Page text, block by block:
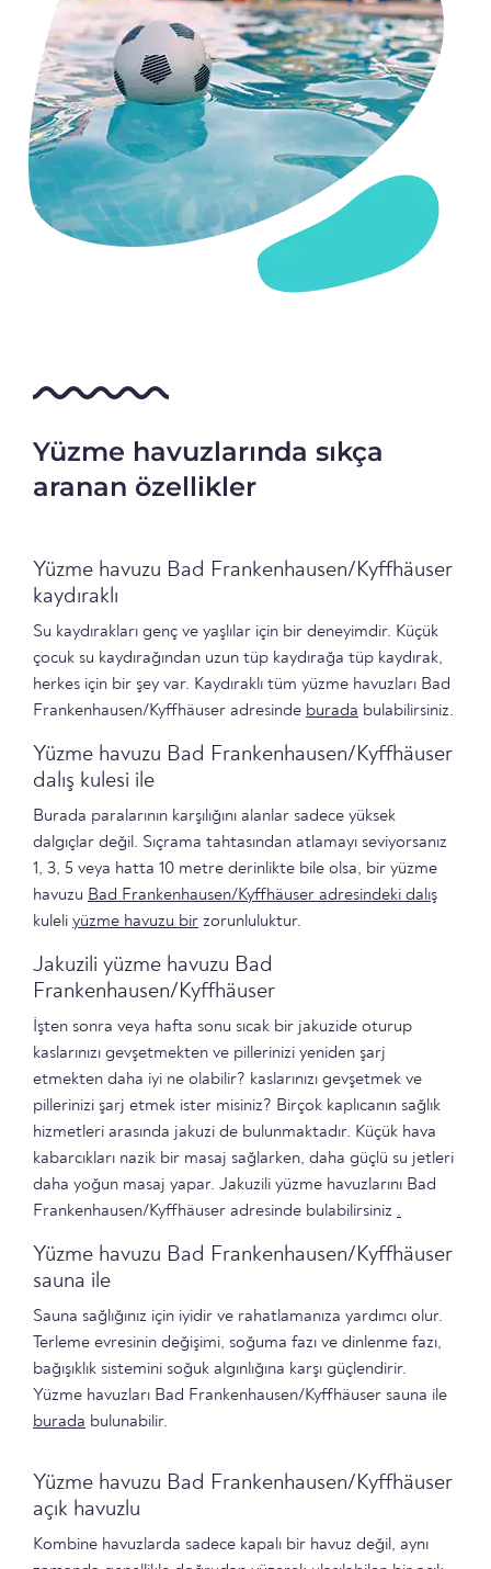
Yüzme havuzlarında sıkça
aranan özellikler
Yüzme havuzu Bad Frankenhausen/Kyffhäuser
kaydıraklı
Su kaydırakları genç ve yaşlılar için bir deneyimdir. Küçük
çocuk su kaydırağından uzun tüp kaydırağa tüp kaydırak,
herkes için bir şey var. Kaydıraklı tüm yüzme havuzları Bad
Frankenhausen/Kyffhäuser adresinde burada bulabilirsiniz.
Yüzme havuzu Bad Frankenhausen/Kyffhäuser
dalış kulesi ile
Burada paralarının karşılığını alanlar sadece yüksek
dalgıçlar değil. Sıçrama tahtasından atlamayı seviyorsanız
1, 3, 5 veya hatta 10 metre derinlikte bile olsa, bir yüzme
havuzu Bad Frankenhausen/Kyffhäuser adresindeki dalış
kuleli yüzme havuzu bir zorunluluktur.
Jakuzili yüzme havuzu Bad
Frankenhausen/Kyffhäuser
İşten sonra veya hafta sonu sıcak bir jakuzide oturup
kaslarınızı gevşetmekten ve pillerinizi yeniden şarj
etmekten daha iyi ne olabilir? kaslarınızı gevşetmek ve
pillerinizi şarj etmek ister misiniz? Birçok kaplıcanın sağlık
hizmetleri arasında jakuzi de bulunmaktadır. Küçük hava
kabarcıkları nazik bir masaj sağlarken, daha güçlü su jetleri
daha yoğun masaj yapar. Jakuzili yüzme havuzlarını Bad
Frankenhausen/Kyffhäuser adresinde bulabilirsiniz .
Yüzme havuzu Bad Frankenhausen/Kyffhäuser
sauna ile
Sauna sağlığınız için iyidir ve rahatlamanıza yardımcı olur.
Terleme evresinin değişimi, soğuma fazı ve dinlenme fazı,
bağışıklık sistemini soğuk algınlığına karşı güçlendirir.
Yüzme havuzları Bad Frankenhausen/Kyffhäuser sauna ile
burada bulunabilir.
Yüzme havuzu Bad Frankenhausen/Kyffhäuser
açık havuzlu
Kombine havuzlarda sadece kapalı bir havuz değil, aynı